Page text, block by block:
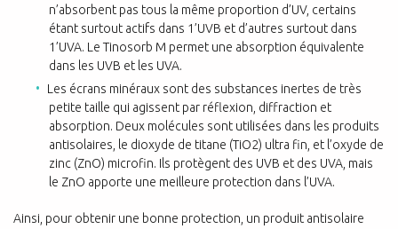
n’absorbent pas tous la même proportion d’UV, certains
étant surtout actifs dans 1’UVB et d’autres surtout dans
1’UVA. Le Tinosorb M permet une absorption équivalente
dans les UVB et les UVA.
Les écrans minéraux sont des substances inertes de très
petite taille qui agissent par réflexion, diffraction et
absorption. Deux molécules sont utilisées dans les produits
antisolaires, le dioxyde de titane (TiO2) ultra fin, et l’oxyde de
zinc (ZnO) microfin. Ils protègent des UVB et des UVA, mais
le ZnO apporte une meilleure protection dans l’UVA.
Ainsi, pour obtenir une bonne protection, un produit antisolaire